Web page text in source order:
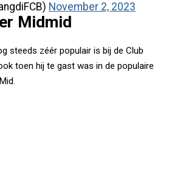
November 2, 2023
Midmid
steeds zéér populair is bij de Club
toen hij te gast was in de populaire